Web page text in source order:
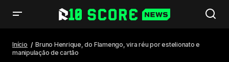
cartão
Início
Bruno Henrique, do Flamengo, vira réu por estelionato e
manipulação de cartão